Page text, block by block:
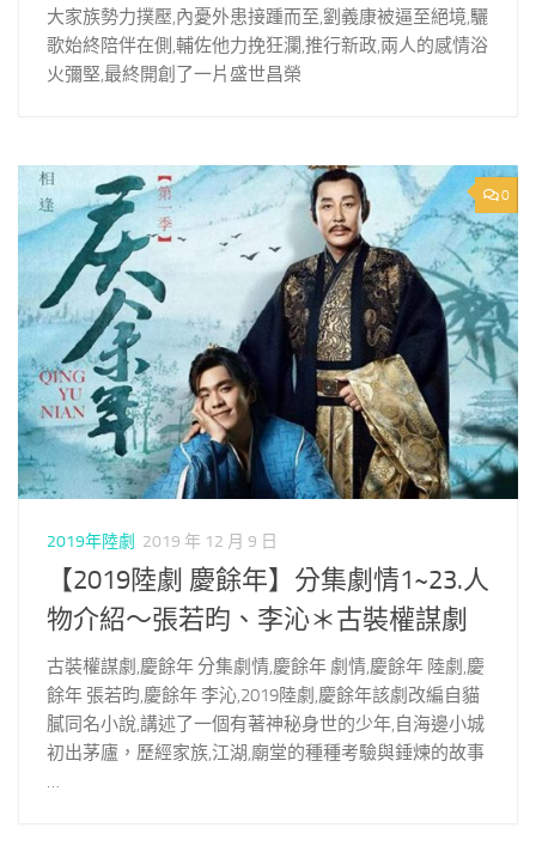
大家族勢力撲壓,內憂外患接踵而至,劉義康被逼至絕境,驪
歌始終陪伴在側,輔佐他力挽狂瀾,推行新政,兩人的感情浴
火彌堅,最終開創了一片盛世昌榮
0
2019年陸劇 2019 年 12 月 9 日
【2019陸劇 慶餘年】分集劇情1~23.人
物介紹～張若昀、李沁＊古裝權謀劇
古裝權謀劇,慶餘年 分集劇情,慶餘年 劇情,慶餘年 陸劇,慶
餘年 張若昀,慶餘年 李沁,2019陸劇,慶餘年該劇改編自貓
膩同名小說,講述了一個有著神秘身世的少年,自海邊小城
初出茅廬，歷經家族,江湖,廟堂的種種考驗與錘煉的故事
…